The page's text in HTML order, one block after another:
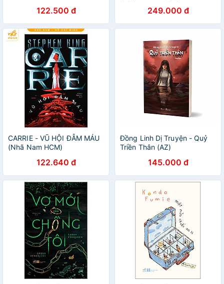
122.500 đ 249.000 đ
CARRIE - VŨ HỘI ĐẪM MÁU
(Nhã Nam HCM)
122.640 đ
Đồng Linh Dị Truyện - Quỷ
Triền Thân (AZ)
145.000 đ